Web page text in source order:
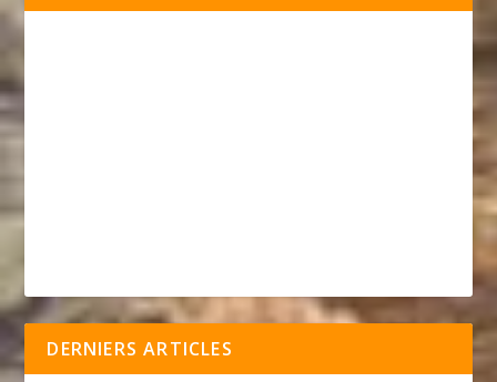
DERNIERS ARTICLES